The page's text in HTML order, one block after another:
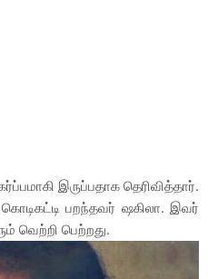
இருப்பதாக தெரிவித்தார்.
பறந்தவர் ஷகிலா. இவர்
வெற்றி பெற்றது.